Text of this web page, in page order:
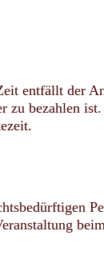
entfällt der
zu bezahlen